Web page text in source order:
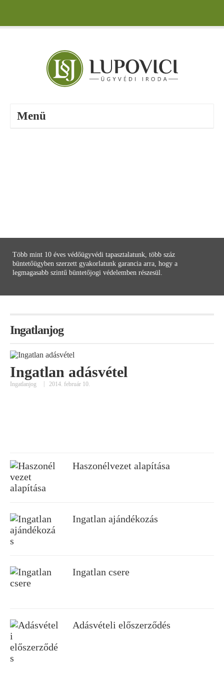
Menü
Több mint 10 éves védőügyvédi tapasztalatunk, több száz
büntetőügyben szerzett gyakorlatunk garancia arra, hogy a
legmagasabb szintű büntetőjogi védelemben részesül.
Ingatlanjog
Ingatlan adásvétel
Ingatlanjog 2014. február 10.
Haszonélvezet alapítása
Ingatlan ajándékozás
Ingatlan csere
Adásvételi előszerződés